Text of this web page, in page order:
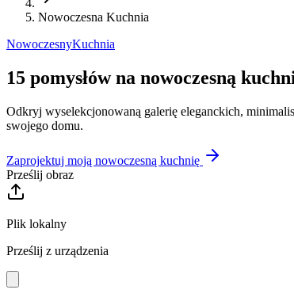
Nowoczesna Kuchnia
NowoczesnyKuchnia
15 pomysłów na nowoczesną
Odkryj wyselekcjonowaną galerię eleganckich,
swojego domu.
Zaprojektuj moją nowoczesną kuchnię
Prześlij obraz
Plik lokalny
Prześlij z urządzenia